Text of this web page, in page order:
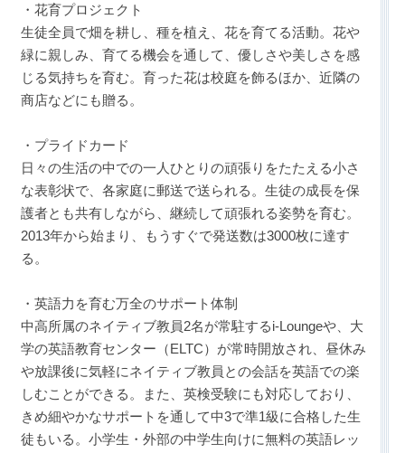
・花育プロジェクト
生徒全員で畑を耕し、種を植え、花を育てる活動。花や
緑に親しみ、育てる機会を通して、優しさや美しさを感
じる気持ちを育む。育った花は校庭を飾るほか、近隣の
商店などにも贈る。
・プライドカード
日々の生活の中での一人ひとりの頑張りをたたえる小さ
な表彰状で、各家庭に郵送で送られる。生徒の成長を保
護者とも共有しながら、継続して頑張れる姿勢を育む。
2013年から始まり、もうすぐで発送数は3000枚に達す
る。
・英語力を育む万全のサポート体制
中高所属のネイティブ教員2名が常駐するi-Loungeや、大
学の英語教育センター（ELTC）が常時開放され、昼休み
や放課後に気軽にネイティブ教員との会話を英語での楽
しむことができる。また、英検受験にも対応しており、
きめ細やかなサポートを通して中3で準1級に合格した生
徒もいる。小学生・外部の中学生向けに無料の英語レッ